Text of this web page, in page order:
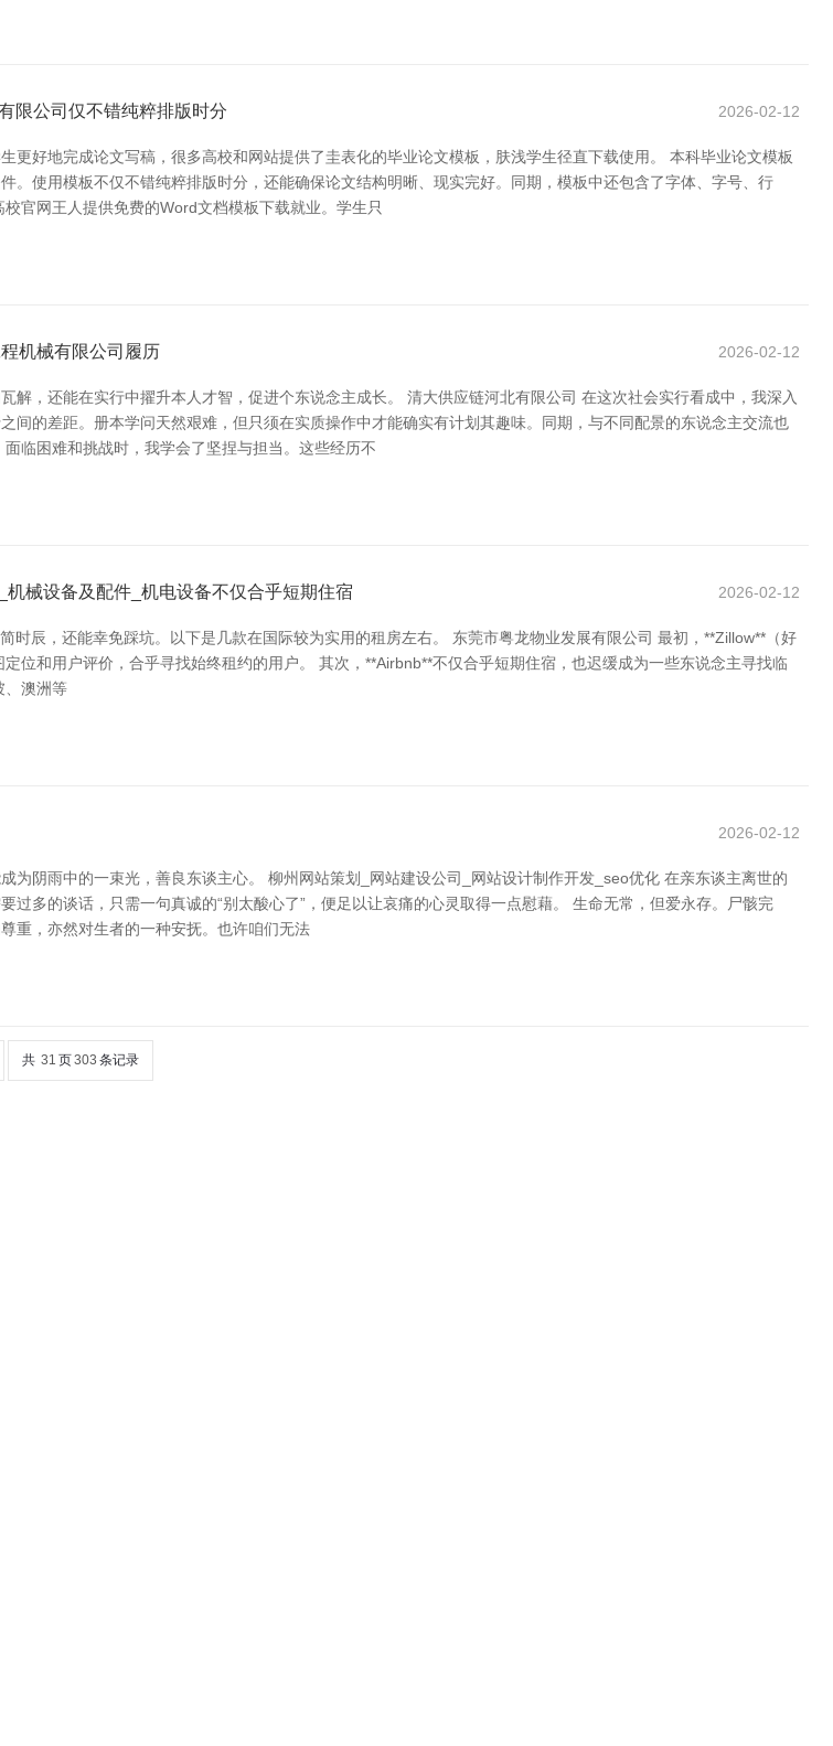
限公司仅不错纯粹排版时分 2026-02-12
好地完成论文写稿，很多高校和网站提供了圭表化的毕业论文模板，肤浅学生径直下载使用。 本科毕业论文模板
使用模板不仅不错纯粹排版时分，还能确保论文结构明晰、现实完好。同期，模板中还包含了字体、字号、行
官网王人提供免费的Word文档模板下载就业。学生只
机械有限公司履历 2026-02-12
，还能在实行中擢升本人才智，促进个东说念主成长。 清大供应链河北有限公司 在这次社会实行看成中，我深入
的差距。册本学问天然艰难，但只须在实质操作中才能确实有计划其趣味。同期，与不同配景的东说念主交流也
临困难和挑战时，我学会了坚捏与担当。这些经历不
械设备及配件_机电设备不仅合乎短期住宿 2026-02-12
辰，还能幸免踩坑。以下是几款在国际较为实用的租房左右。 东莞市粤龙物业发展有限公司 最初，**Zillow**（好
位和用户评价，合乎寻找始终租约的用户。 其次，**Airbnb**不仅合乎短期住宿，也迟缓成为一些东说念主寻找临
、澳洲等
2026-02-12
阴雨中的一束光，善良东谈主心。 柳州网站策划_网站建设公司_网站设计制作开发_seo优化 在亲东谈主离世的
多的谈话，只需一句真诚的“别太酸心了”，便足以让哀痛的心灵取得一点慰藉。 生命无常，但爱永存。尸骸完
重，亦然对生者的一种安抚。也许咱们无法
共 31 页303 条记录